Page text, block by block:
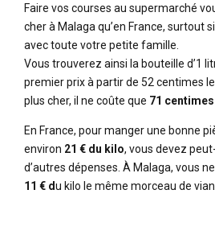
Faire vos courses au supermarché
cher à Malaga qu’en France, surtout
avec toute votre petite famille.
Vous trouverez ainsi la bouteille d’1
premier prix à partir de 52 centimes
plus cher, il ne coûte que 71
En France, pour manger une bonne
environ 21 € du kilo, vous devez
d’autres dépenses. À Malaga, vous
11 € du kilo le même morceau de